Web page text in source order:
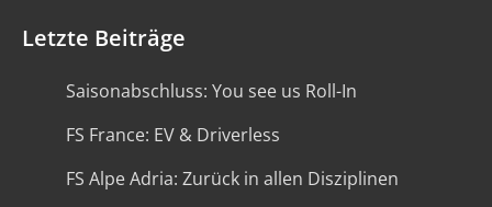
Letzte Beiträge
Saisonabschluss: You see us Roll-In
FS France: EV & Driverless
FS Alpe Adria: Zurück in allen Disziplinen